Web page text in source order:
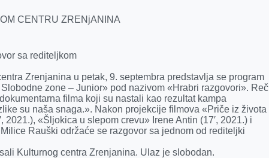
CENTRU ZRENjANINA
sa rediteljkom
Zrenjanina u petak, 9. septembra predstavlja se program
zone – Junior» pod nazivom «Hrabri razgovori». Reč
filma koji su nastali kao rezultat kampa
su naša snaga.». Nakon projekcije filmova «Priče iz života
2021.), «Šljokica u slepom crevu» Irene Antin (17′, 2021.) i
Rauški održaće se razgovor sa jednom od rediteljki
Kulturnog centra Zrenjanina. Ulaz je slobodan.